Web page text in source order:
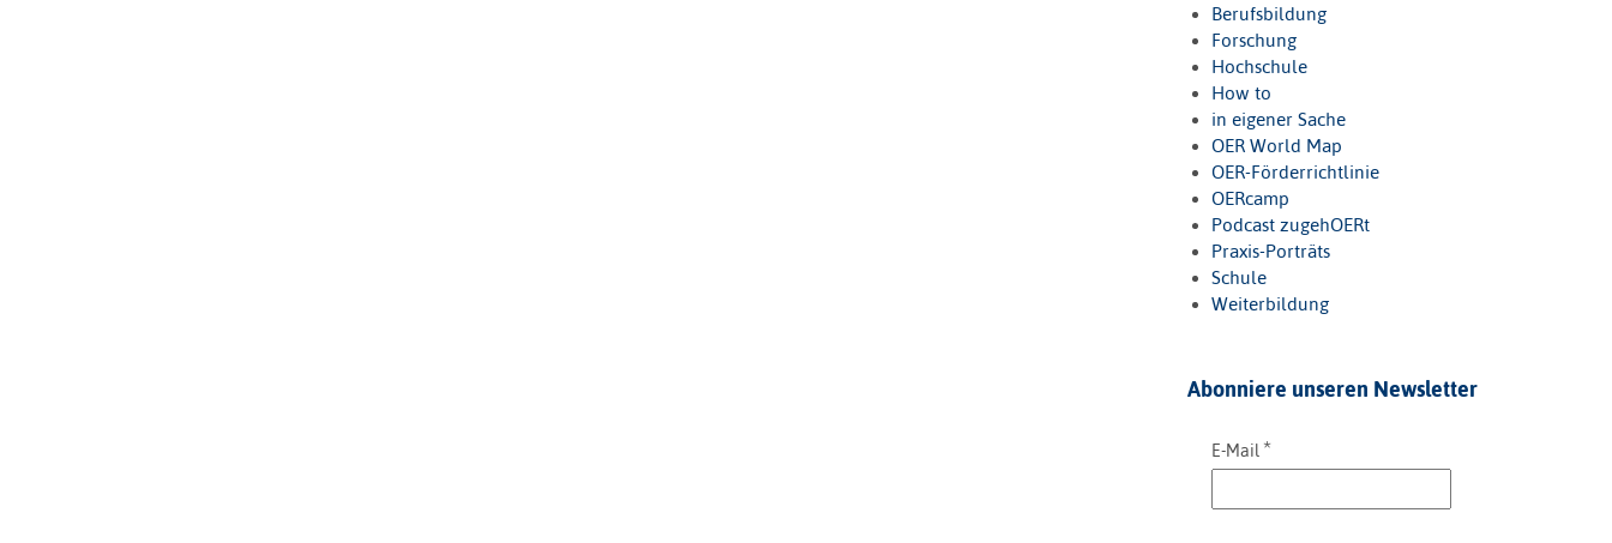
Berufsbildung
Forschung
Hochschule
How to
in eigener Sache
OER World Map
OER-Förderrichtlinie
OERcamp
Podcast zugehOERt
Praxis-Porträts
Schule
Weiterbildung
Abonniere unseren Newsletter
E-Mail *